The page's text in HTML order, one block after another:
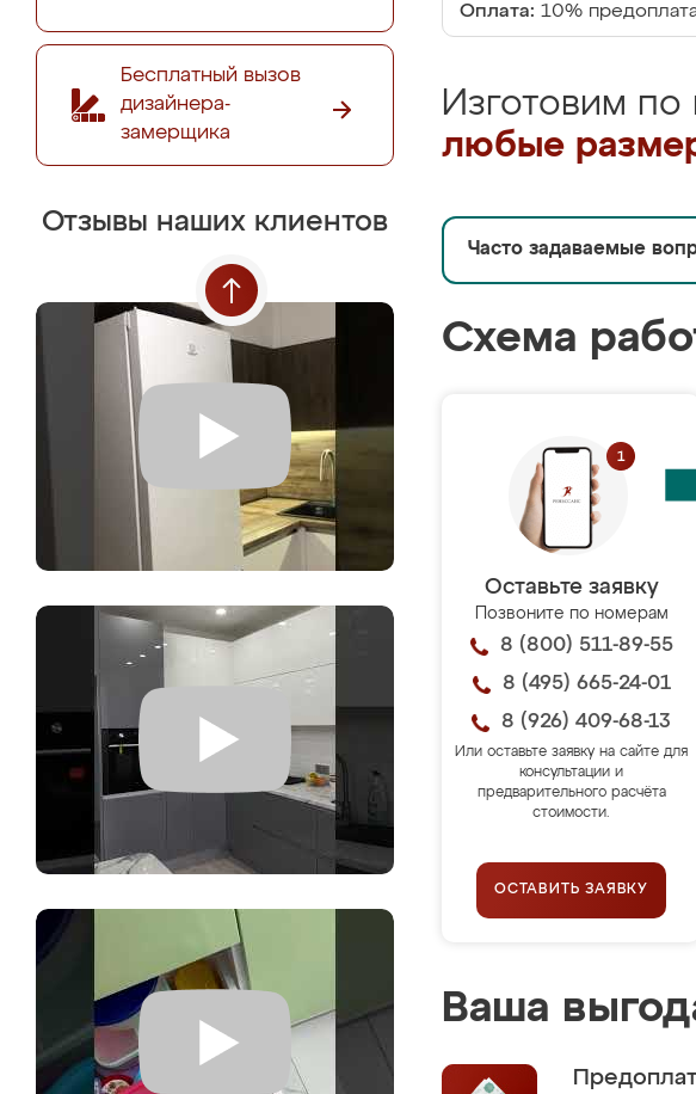
Бесплатный вызов
дизайнера-
замерщика
Отзывы наших клиентов
Оплата: 10%
Изготовим по
любые
Часто задаваемые
Схема
Оставьте заявку
Позвоните по номерам
8 (800) 511-89-55
8 (495) 665-24-01
8 (926) 409-68-13
Или оставьте заявку на сайте для
консультации и
предварительного расчёта
стоимости.
ОСТАВИТЬ ЗАЯВКУ
Ваша